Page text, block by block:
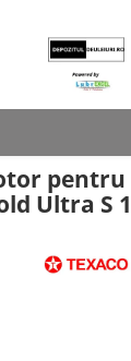
pentru
Ultra S